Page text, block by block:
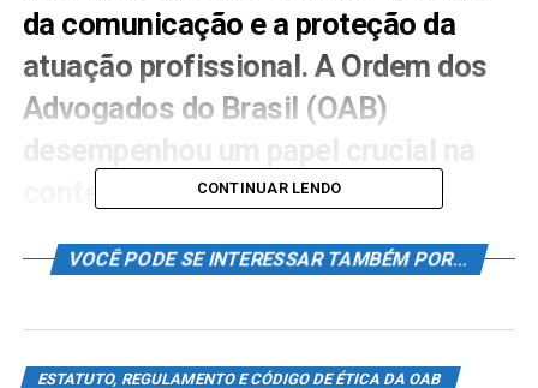
da comunicação e a proteção da
atuação profissional. A Ordem dos
Advogados do Brasil (OAB)
contestação dessas mudanças,
promovendo a defesa dos direitos
dos advogados e da sociedade. As
eficiência da defesa e a
CONTINUAR LENDO
VOCÊ PODE SE INTERESSAR TAMBÉM POR...
ESTATUTO, REGULAMENTO E CÓDIGO DE ÉTICA DA OAB